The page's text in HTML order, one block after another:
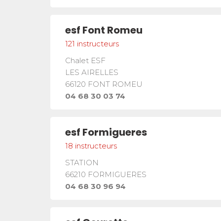
esf Font Romeu
121 instructeurs
Chalet ESF
LES AIRELLES
66120 FONT ROMEU
04 68 30 03 74
esf Formigueres
18 instructeurs
STATION
66210 FORMIGUERES
04 68 30 96 94